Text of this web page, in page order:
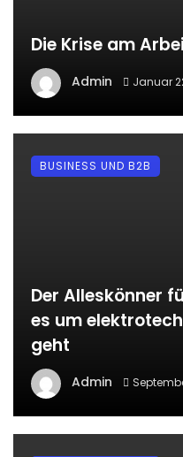
Die Krise am
Admin Januar
Der Alleskönner
es um
geht
Admin
BUSINESS UND B2B